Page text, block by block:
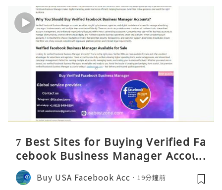
7 Best Sites for Buying Verified Fa
cebook Business Manager Accoun
ts 2026 – Full Reality Guide
Buy USA Facebook Acc 19分鐘前